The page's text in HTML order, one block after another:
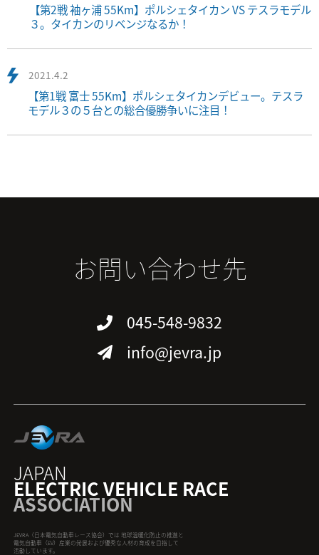
【第2戦 袖ヶ浦 55Km】ポルシェタイカン VS テスラモデル
３。タイカンのリベンジなるか！
2021.4.2
【第1戦 富士 55Km】ポルシェタイカンデビュー。テスラ
モデル３の５台との総合優勝争いに注目！
お問い合わせ先
045-548-9832
info@jevra.jp
JAPAN
ELECTRIC VEHICLE RACE
ASSOCIATION
JEVRA（日本電気自動車レース協会）では 地球温暖化防止の推進と
電気自動車（EV）産業の発展および優秀な人材の育成を目指して
活動しています。